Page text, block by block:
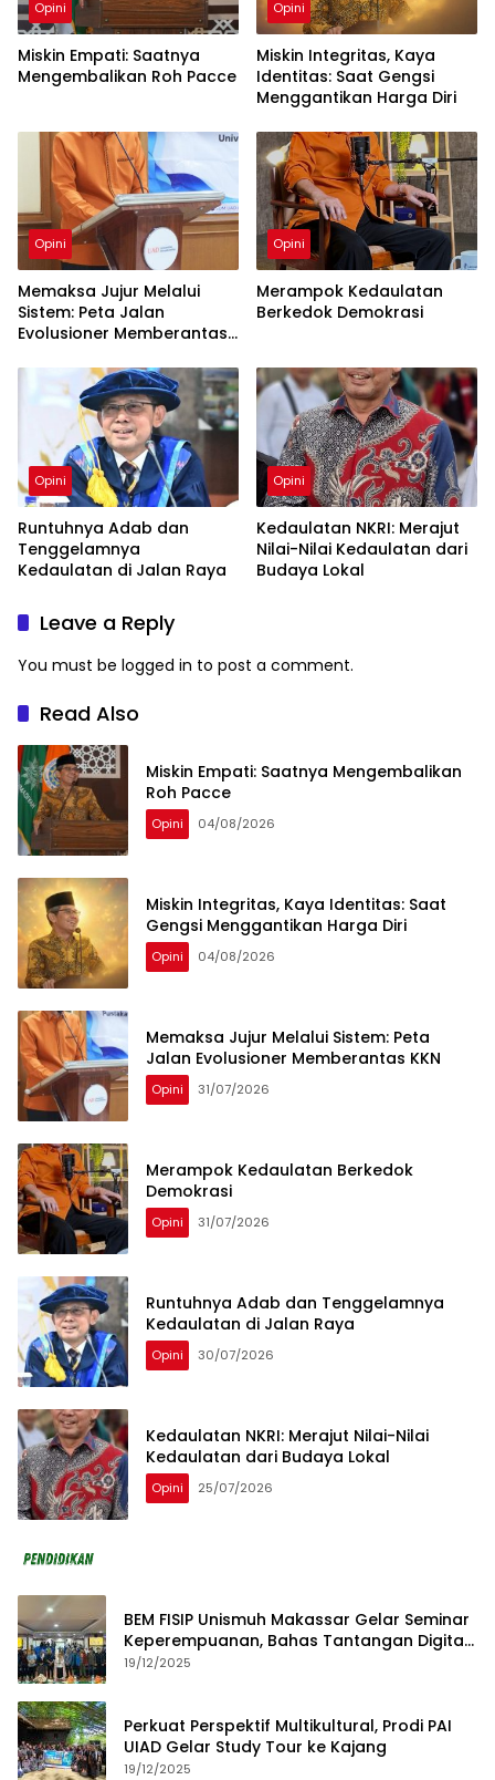
Opini
Miskin Empati: Saatnya
Mengembalikan Roh Pacce
Opini
Miskin Integritas, Kaya
Identitas: Saat Gengsi
Menggantikan Harga Diri
Opini
Memaksa Jujur Melalui
Sistem: Peta Jalan
Evolusioner Memberantas
Opini
Merampok Kedaulatan
Berkedok Demokrasi
Opini
Runtuhnya Adab dan
Tenggelamnya
Kedaulatan di Jalan Raya
Opini
Kedaulatan NKRI: Merajut
Nilai-Nilai Kedaulatan dari
Budaya Lokal
Leave a Reply
You must be logged in to post a comment.
Read Also
Miskin Empati: Saatnya Mengembalikan
Roh Pacce
Opini 04/08/2026
Miskin Integritas, Kaya Identitas: Saat
Gengsi Menggantikan Harga Diri
Opini 04/08/2026
Memaksa Jujur Melalui Sistem: Peta
Jalan Evolusioner Memberantas KKN
Opini 31/07/2026
Merampok Kedaulatan Berkedok
Demokrasi
Opini 31/07/2026
Runtuhnya Adab dan Tenggelamnya
Kedaulatan di Jalan Raya
Opini 30/07/2026
Kedaulatan NKRI: Merajut Nilai-Nilai
Kedaulatan dari Budaya Lokal
Opini 25/07/2026
BEM FISIP Unismuh Makassar Gelar Seminar
Keperempuanan, Bahas Tantangan Digital
dan Budaya Lokal
19/12/2025
Perkuat Perspektif Multikultural, Prodi PAI
UIAD Gelar Study Tour ke Kajang
19/12/2025